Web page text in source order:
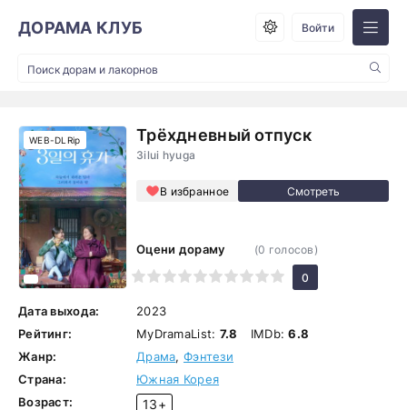
ДОРАМА КЛУБ Войти
Трёхдневный отпуск
3ilui hyuga
В избранное
WEB-DLRip
Оцени дораму
1
2 3 4 5 6 7 8 9 10
(0 голосов)
0
Дата выхода:
2023
Рейтинг:
MyDramaList: 7.8 IMDb:6.8
Жанр:
Драма, Фэнтези
Страна:
Южная Корея
Возраст:
13+